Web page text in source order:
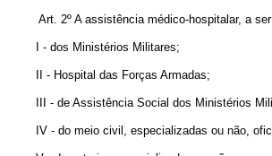
Art. 2º A assistência médico-hospitalar, a
I - dos Ministérios Militares;
II - Hospital das Forças Armadas;
III - de Assistência Social dos Ministérios
IV - do meio civil, especializadas ou não,